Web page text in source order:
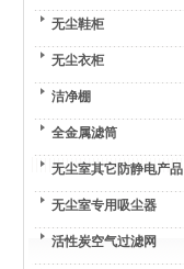
无尘鞋柜
无尘衣柜
洁净棚
全金属滤筒
无尘室其它防静电产品
无尘室专用吸尘器
活性炭空气过滤网